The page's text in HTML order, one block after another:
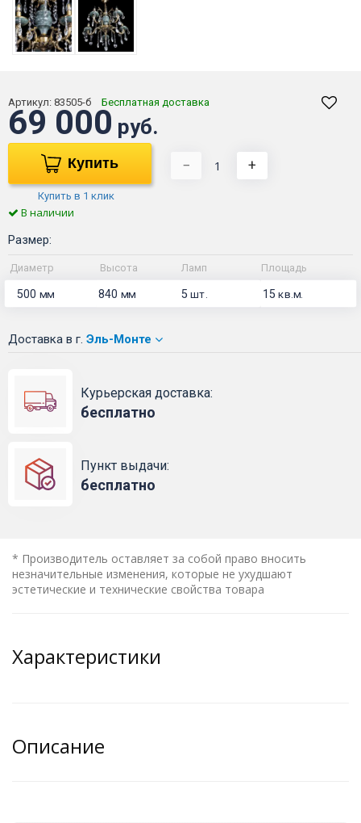
Артикул: 83505-б Бесплатная доставка
69 000 руб.
Купить
Купить в 1 клик
− +
В наличии
Размер:
Диаметр Высота Ламп Площадь
500 мм 840 мм 5шт. 15кв.м.
Доставка в г. Эль-Монте
Курьерская доставка:
бесплатно
Пункт выдачи:
бесплатно
* Производитель оставляет за собой право вносить
незначительные изменения, которые не ухудшают
эстетические и технические свойства товара
Характеристики
Описание